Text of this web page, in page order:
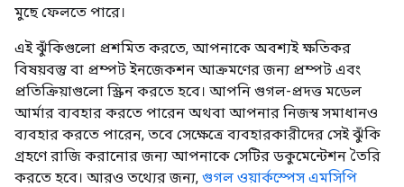
মুছে ফেলতে পারে।
এই ঝুঁকিগুলো প্রশমিত করতে, আপনাকে অবশ্যই ক্ষতিকর
বিষয়বস্তু বা প্রম্পট ইনজেকশন আক্রমণের জন্য প্রম্পট এবং
প্রতিক্রিয়াগুলো স্ক্রিন করতে হবে। আপনি গুগল-প্রদত্ত মডেল
আর্মার ব্যবহার করতে পারেন অথবা আপনার নিজস্ব সমাধানও
ব্যবহার করতে পারেন, তবে সেক্ষেত্রে ব্যবহারকারীদের সেই ঝুঁকি
গ্রহণে রাজি করানোর জন্য আপনাকে সেটির ডকুমেন্টেশন তৈরি
করতে হবে। আরও তথ্যের জন্য, গুগল ওয়ার্কস্পেস এমসিপি